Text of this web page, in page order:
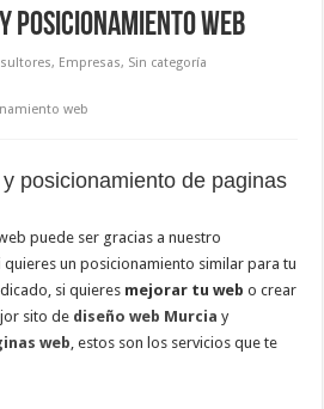
posicionamiento web
, Empresas, Sin categoría
web
posicionamiento de paginas
puede ser gracias a nuestro
quieres un posicionamiento similar para tu
si quieres mejorar tu web o crear
sito de diseño web Murcia y
web , estos son los servicios que te